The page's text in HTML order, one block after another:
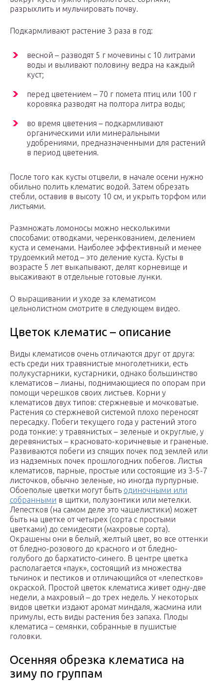
разрыхлить и мульчировать почву.
Подкармливают растение 3 раза в год:
весной – разводят 5 г мочевины с 10 литрами
воды и выливают половину ведра на каждый
куст;
перед цветением – 70 г помета птиц или 100 г
коровяка разводят на полтора литра воды;
во время цветения – подкармливают
органическими или минеральными
удобрениями, предназначенными для растений
в период цветения.
После того как кусты отцвели, в начале осени нужно
обильно полить клематис водой. Затем обрезать
стебли, оставив в высоту 10 см, и укрыть торфом или
листьями.
Размножать ломоносы можно несколькими
способами: отводками, черенкованием, делением
куста и семенами. Наиболее эффективный и менее
трудоемкий метод – это деление куста. Кусты в
возрасте 5 лет выкапывают, делят корневище и
высаживают в отдельные готовые лунки.
О выращивании и уходе за клематисом
цельнолистном смотрите в следующем видео.
Цветок клематис – описание
Виды клематисов очень отличаются друг от друга:
есть среди них травянистые многолетники, есть
полукустарники, кустарники, однако большинство
клематисов – лианы, поднимающиеся по опорам при
помощи черешков своих листьев. Корни у
клематисов двух типов: стержневые и мочковатые.
Растения со стержневой системой плохо переносят
пересадку. Побеги текущего года у растений этого
рода тонкие: у травянистых – зеленые и округлые, у
деревянистых – красновато-коричневые и граненые.
Развиваются побеги из спящих почек под землей или
из надземных почек прошлогодних побегов. Листья
клематисов, парные, простые или состоящие из 3-5-7
листочков, обычно зеленые, но иногда пурпурные.
Обоеполые цветки могут быть одиночными или
собранными в щитки, полузонтики или метелки.
Лепестков (на самом деле это чашелистики) может
быть на цветке от четырех (сорта с простыми
цветками) до семидесяти (махровые сорта).
Окрашены они в белый, желтый цвет, во все оттенки
от бледно-розового до красного и от бледно-
голубого до бархатисто-синего. В центре цветка
располагается «паук», состоящий из множества
тычинок и пестиков и отличающийся от «лепестков»
окраской. Простой цветок клематиса живет одну-две
недели, а махровый – до трех недель. У некоторых
видов цветки издают аромат миндаля, жасмина или
примулы, есть виды растения без запаха. Плоды
клематиса – семянки, собранные в пушистые
головки.
Осенняя обрезка клематиса на
зиму по группам